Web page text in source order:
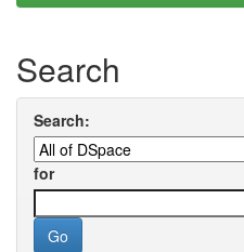
Search
Search:
for